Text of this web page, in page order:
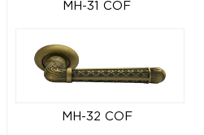
MH-31 COF
MH-32 COF